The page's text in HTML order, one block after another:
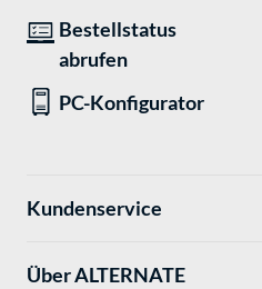
Bestellstatus
abrufen
PC-Konfigurator
Kundenservice
Über ALTERNATE